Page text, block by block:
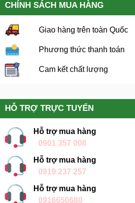
CHÍNH SÁCH MUA HÀNG
Giao hàng trên toàn Quốc
Phương thức thanh toán
Cam kết chất lượng
HỖ TRỢ TRỰC TUYẾN
Hỗ trợ mua hàng
0901 357 008
Hỗ trợ mua hàng
0919 237 257
Hỗ trợ mua hàng
0916650680